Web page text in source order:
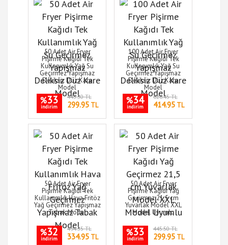
50 Adet Air Fryer
Pişirme Kağıdı Tek
Kullanımlık Yağ Su
Geçirmez Yapışmaz
Deliksiz Düz Kare
Model
%33
indirim
445.50 TL
299.95TL
100 Adet Air Fryer
Pişirme Kağıdı Tek
Kullanımlık Yağ Su
Geçirmez Yapışmaz
Deliksiz Düz Kare
Model
%34
indirim
626.45 TL
414.95TL
50 Adet Air Fryer
Pişirme Kağıdı Tek
Kullanımlık Hava Fritöz
Yağ Geçirmez Yapışmaz
Tabak Model
%32
indirim
494.55 TL
334.95TL
50 Adet Air Fryer
Pişirme Kağıdı Yağ
Geçirmez 21,5 cm
Yuvarlak Model XXL
Model Uyumlu
%33
indirim
445.50 TL
299.95TL